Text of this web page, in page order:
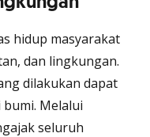
hidup masyarakat
dan lingkungan.
dilakukan dapat
Melalui
seluruh